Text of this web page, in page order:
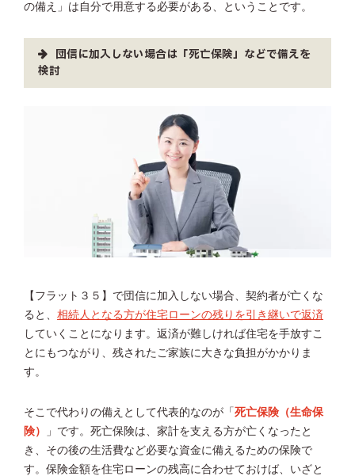
の備え」は自分で用意する必要がある、ということです。
団信に加入しない場合は「死亡保険」などで備えを
検討
【フラット３５】で団信に加入しない場合、契約者が亡くな
ると、 相続人となる方が住宅ローンの残りを引き継いで返済
していくことになります。返済が難しければ住宅を手放すこ
とにもつながり、残されたご家族に大きな負担がかかりま
す。
そこで代わりの備えとして代表的なのが「死亡保険（生命保
険）
」です。死亡保険は、家計を支える方が亡くなったと
き、その後の生活費など必要な資金に備えるための保険で
す。保険金額を住宅ローンの残高に合わせておけば、いざと